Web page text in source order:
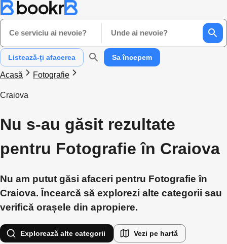
Ce serviciu ai nevoie? Unde ai nevoie?
Listează-ți afacerea Sa începem
Acasă Fotografie
Craiova
Nu s-au găsit rezultate
pentru Fotografie în Craiova
Nu am putut găsi afaceri pentru Fotografie în
Craiova. Încearcă să explorezi alte categorii sau
verifică orașele din apropiere.
Explorează alte categorii Vezi pe hartă